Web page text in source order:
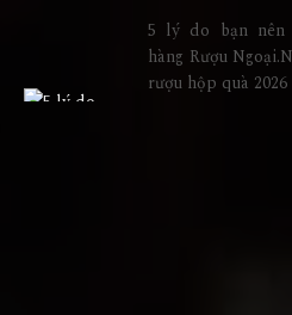
5 lý do bạn nên
hàng Rượu
rượu hộp quà 2026